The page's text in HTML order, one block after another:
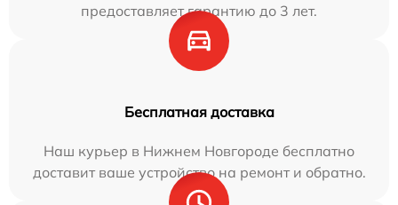
предоставляет гарантию до 3 лет.
Бесплатная доставка
Наш курьер в Нижнем Новгороде бесплатно
доставит ваше устройство на ремонт и обратно.